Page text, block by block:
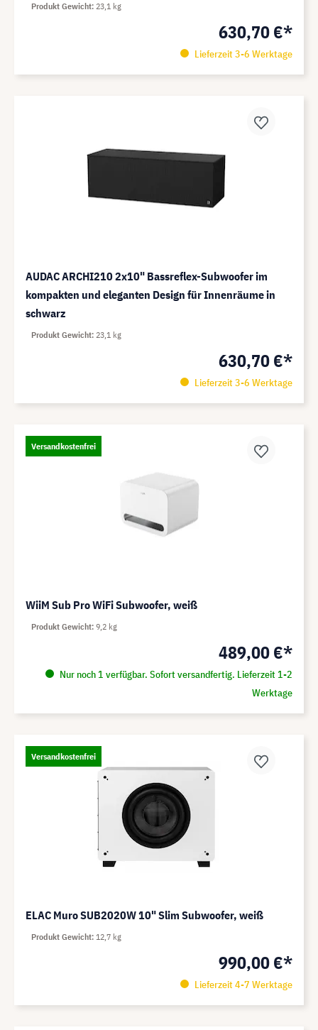
630,70 €*
Lieferzeit 3-6 Werktage
Produkt Gewicht 23,1 kg
AUDAC ARCHI210 2x10" Bassreflex-Subwoofer im
kompakten und eleganten Design für Innenräume in
schwarz
630,70 €*
Lieferzeit 3-6 Werktage
Produkt Gewicht 23,1 kg
Versandkostenfrei
WiiM Sub Pro WiFi Subwoofer, weiß
489,00 €*
Nur noch 1 verfügbar. Sofort versandfertig. Lieferzeit 1-2
Werktage
Produkt Gewicht 9,2 kg
Versandkostenfrei
ELAC Muro SUB2020W 10" Slim Subwoofer, weiß
990,00 €*
Lieferzeit 4-7 Werktage
Produkt Gewicht 12,7 kg